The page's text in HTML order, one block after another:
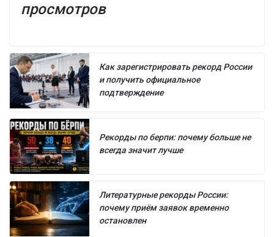
просмотров
Как зарегистрировать рекорд России
и получить официальное
подтверждение
Рекорды по берпи: почему больше не
всегда значит лучше
Литературные рекорды России:
почему приём заявок временно
остановлен